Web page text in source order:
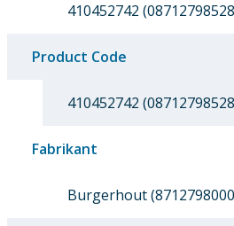
410452742
Product Code
410452742
Fabrikant
Burgerhout